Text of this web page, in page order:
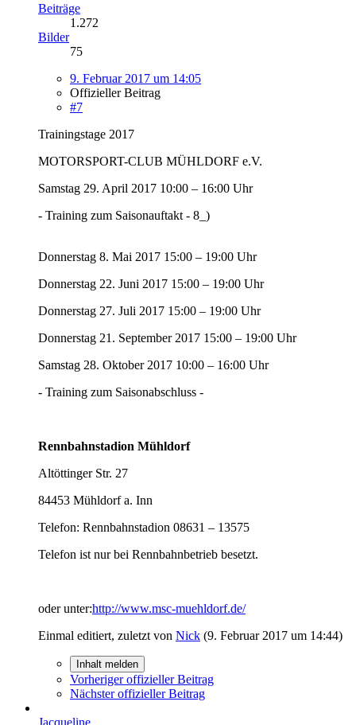
Beiträge
1.272
Bilder
75
9. Februar 2017 um 14:05
Offizieller Beitrag
#7
Trainingstage 2017
MOTORSPORT-CLUB MÜHLDORF e.V.
Samstag 29. April 2017 10:00 – 16:00 Uhr
- Training zum Saisonauftakt - 8_)
Donnerstag 8. Mai 2017 15:00 – 19:00 Uhr
Donnerstag 22. Juni 2017 15:00 – 19:00 Uhr
Donnerstag 27. Juli 2017 15:00 – 19:00 Uhr
Donnerstag 21. September 2017 15:00 – 19:00 Uhr
Samstag 28. Oktober 2017 10:00 – 16:00 Uhr
- Training zum Saisonabschluss -
Rennbahnstadion Mühldorf
Altöttinger Str. 27
84453 Mühldorf a. Inn
Telefon: Rennbahnstadion 08631 – 13575
Telefon ist nur bei Rennbahnbetrieb besetzt.
oder unter:http://www.msc-muehldorf.de/
Einmal editiert, zuletzt von Nick (9. Februar 2017 um 14:44)
Inhalt melden
Vorheriger offizieller Beitrag
Nächster offizieller Beitrag
Jacqueline